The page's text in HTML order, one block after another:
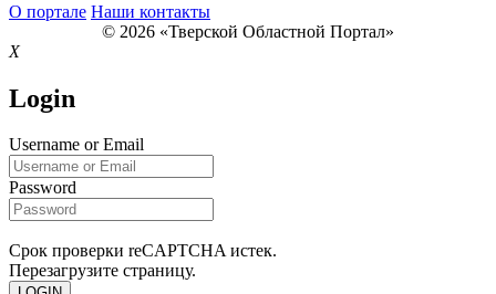
О портале Наши контакты
© 2026 «Тверской Областной Портал»
X
Login
Username or Email
Password
Срок проверки reCAPTCHA истек.
Перезагрузите страницу.